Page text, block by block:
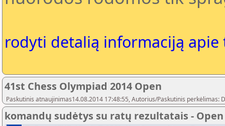
rodyti detalią informaciją
41st Chess Olympiad 2014 Open
Paskutinis atnaujinimas14.08.2014 17:48:55, Autorius/Paskutinis perkėlimas:
komandų sudėtys su ratų rezultatais - Open